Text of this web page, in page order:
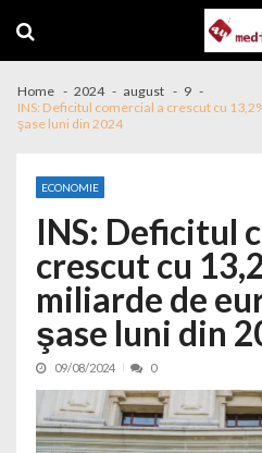
Home 2024 august
9
INS: Deficitul comercial a crescut cu
şase luni din 2024
ECONOMIE
INS: Deficitul
crescut cu
miliarde de
şase luni din
09/08/2024 0